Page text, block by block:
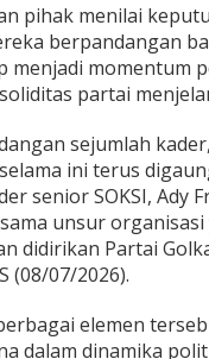
d
a
t
D
P
I
I
,
A
b
b
a
H
a
pihak menilai
berpandangan
menjadi momentum
partai
sejumlah
ini terus
senior SOKSI, Ady
unsur organisasi
didirikan Partai
(08/07/2026).
elemen
dalam dinamika